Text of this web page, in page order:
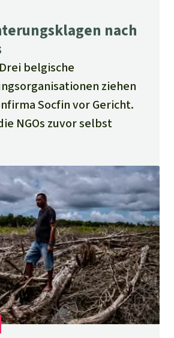
nach
Drei belgische
ziehen
Socfin vor Gericht.
NGOs zuvor selbst